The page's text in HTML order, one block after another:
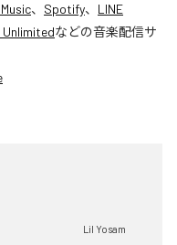
、 Spotify、 LINE
Unlimitedなどの音楽配信サ
Lil Yosam